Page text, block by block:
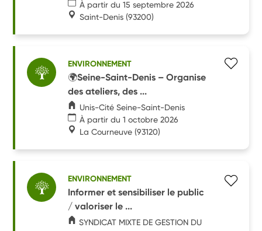
À partir du 15 septembre 2026
Saint-Denis (93200)
ENVIRONNEMENT
🌍Seine-Saint-Denis – Organise
des ateliers, des ...
Unis-Cité Seine-Saint-Denis
À partir du 1 octobre 2026
La Courneuve (93120)
ENVIRONNEMENT
Informer et sensibiliser le public
/ valoriser le ...
SYNDICAT MIXTE DE GESTION DU